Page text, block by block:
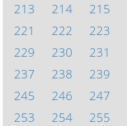
213
214 215
221
222 223
229
230 231
237
238 239
245
246 247
253
254 255